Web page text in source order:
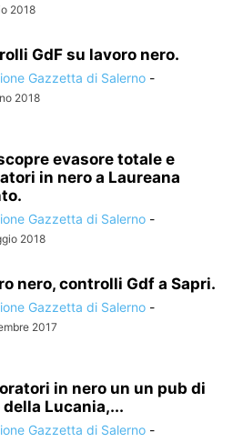
2018
GdF su lavoro nero.
Gazzetta di Salerno -
2018
evasore totale e
in nero a Laureana
Gazzetta di Salerno -
2018
nero, controlli Gdf a Sapri.
Gazzetta di Salerno -
2017
in nero un un pub di
della Lucania,...
Gazzetta di Salerno -